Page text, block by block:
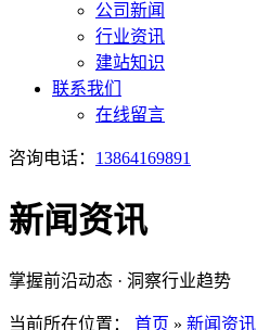
公司新闻
行业资讯
建站知识
联系我们
在线留言
咨询电话： 13864169891
新闻资讯
掌握前沿动态 · 洞察行业趋势
当前所在位置： 首页 » 新闻资讯